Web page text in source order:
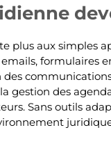
plus aux simples
emails, formulaires
gestion des
Sans outils